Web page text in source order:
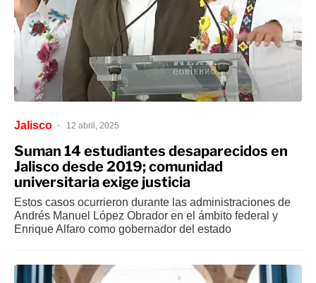
Jalisco 12 abril, 2025
Suman 14 estudiantes desaparecidos en
Jalisco desde 2019; comunidad
universitaria exige justicia
Estos casos ocurrieron durante las administraciones de
Andrés Manuel López Obrador en el ámbito federal y
Enrique Alfaro como gobernador del estado